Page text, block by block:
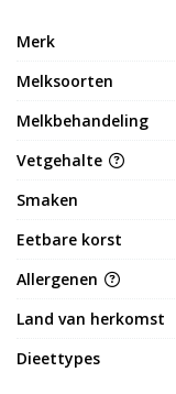
Merk
Melksoorten
Melkbehandeling
Vetgehalte
Smaken
Eetbare korst
Allergenen
Land van herkomst
Dieettypes